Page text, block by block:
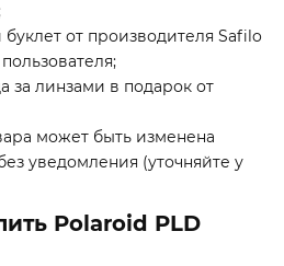
от производителя Safilo
за линзами в подарок от
может быть изменена
уведомления (уточняйте у
Polaroid PLD